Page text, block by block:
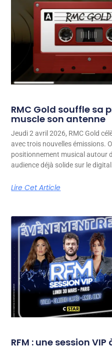
RMC Gold souffle sa
muscle son antenne
Jeudi 2 avril 2026, RMC Gold
avec trois nouvelles émissions.
positionnement musical autour
audience déjà solide sur le digital.
Lire Cet Article
RFM : une session VIP